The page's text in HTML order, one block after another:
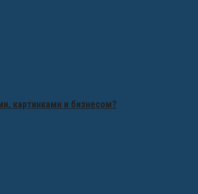
картинками и бизнесом?